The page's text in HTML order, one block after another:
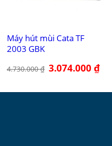
₫.
Máy hút mùi Cata TF
2003 GBK
4.730.000₫ Giá
gốc
3.074.000₫Giá